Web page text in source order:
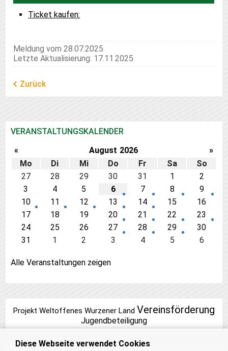
Ticket kaufen:
Meldung vom 28.07.2025
Letzte Aktualisierung: 17.11.2025
Zurück
VERANSTALTUNGSKALENDER
«
August 2026
»
Mo
Di Mi Do Fr Sa
So
27
28 29 30 31 1
2
3
4 5 6 7 8
9
10
11 12 13 14 15
16
17
18 19 20 21 22
23
24
25 26 27 28 29
30
31
1 2 3 4 5 6
Alle Veranstaltungen zeigen
Projekt Weltoffenes Wurzener Land Vereinsförderung
Jugendbeteiligung
Diese Webseite verwendet Cookies